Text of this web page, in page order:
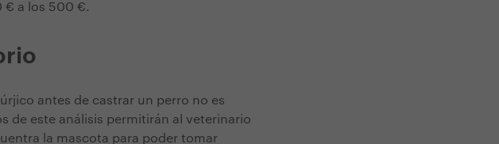
€ a los 500 €.
antes de castrar un perro no es
de este análisis permitirán al veterinario
la mascota para poder tomar